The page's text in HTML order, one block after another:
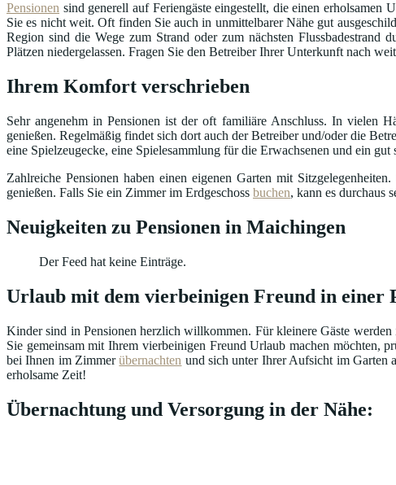
Pensionen sind generell auf Feriengäste eingestellt, die einen
Sie es nicht weit. Oft finden Sie auch in unmittelbarer Nähe gut
Region sind die Wege zum Strand oder zum nächsten Flussbadestrand
Plätzen niedergelassen. Fragen Sie den Betreiber Ihrer Unterkunft nach
Ihrem Komfort verschrieben
Sehr angenehm in Pensionen ist der oft familiäre Anschluss. In vielen
genießen. Regelmäßig findet sich dort auch der Betreiber und/oder die
eine Spielzeugecke, eine Spielesammlung für die Erwachsenen und ein
Zahlreiche Pensionen haben einen eigenen Garten mit
genießen. Falls Sie ein Zimmer im Erdgeschoss buchen, kann es durchaus
Neuigkeiten zu Pensionen in Maichingen
Der Feed hat keine Einträge.
Urlaub mit dem vierbeinigen Freund in einer
Kinder sind in Pensionen herzlich willkommen. Für kleinere Gäste
Sie gemeinsam mit Ihrem vierbeinigen Freund Urlaub machen möchten,
bei Ihnen im Zimmerübernachten und sich unter Ihrer Aufsicht im Garten
erholsame Zeit!
Übernachtung und Versorgung in der Nähe: